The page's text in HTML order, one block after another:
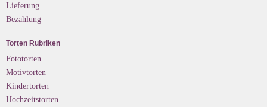
Lieferung
Bezahlung
Torten Rubriken
Fototorten
Motivtorten
Kindertorten
Hochzeitstorten